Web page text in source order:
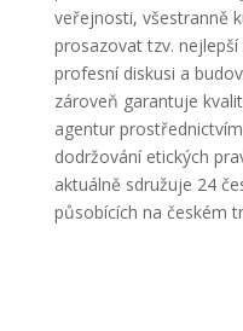
veřejnosti, všestranně
prosazovat tzv.
profesní diskusi a
zároveň garantuje
agentur
dodržování etických
aktuálně sdružuje 24
působících na českém